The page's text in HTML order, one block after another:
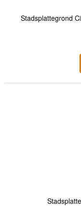
Stadsplattegrond